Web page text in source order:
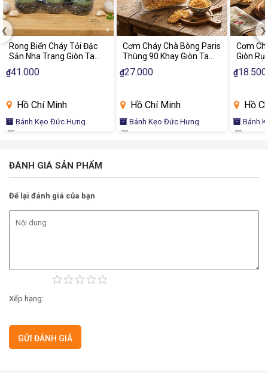
Rong Biển Cháy Tỏi Đặc
Sản Nha Trang Giòn Tan
Thơm Ngon Ăn Liền
₫41.000
Hồ Chí Minh
Bánh Kẹo Đức Hưng
Cơm Cháy Chà Bông Paris
Thùng 90 Khay Giòn Tan
Chà Bông Đậm Vị Ăn Vặt
Chính Hãng
₫27.000
Hồ Chí Minh
Bánh Kẹo Đức Hưng
Cơm
Giòn
Khay
Thơm
₫18.500
Hồ
Bánh
‹ ›
ĐÁNH GIÁ SẢN PHẨM
Để lại đánh giá của bạn
Xếp hạng: